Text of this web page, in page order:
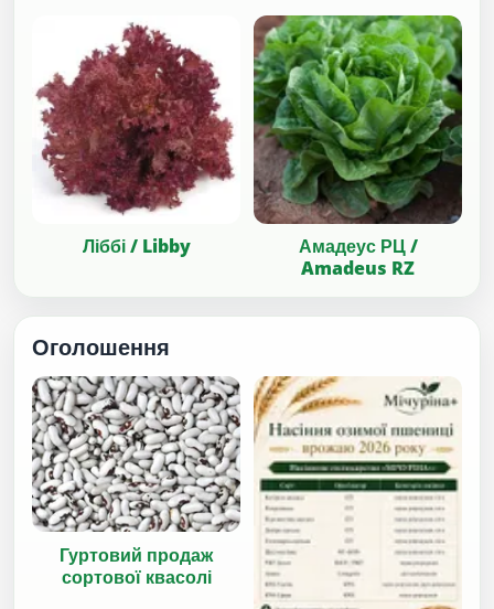
Ліббі / Libby
Амадеус РЦ /
Amadeus RZ
Оголошення
Гуртовий продаж
сортової квасолі